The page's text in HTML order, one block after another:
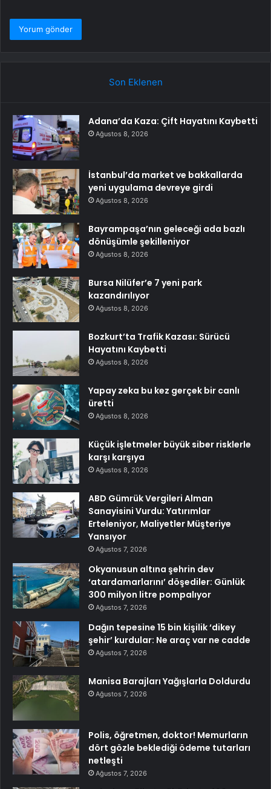
Son Eklenen
Adana’da Kaza: Çift Hayatını Kaybetti
Ağustos 8, 2026
İstanbul’da market ve bakkallarda
yeni uygulama devreye girdi
Ağustos 8, 2026
Bayrampaşa’nın geleceği ada bazlı
dönüşümle şekilleniyor
Ağustos 8, 2026
Bursa Nilüfer’e 7 yeni park
kazandırılıyor
Ağustos 8, 2026
Bozkurt’ta Trafik Kazası: Sürücü
Hayatını Kaybetti
Ağustos 8, 2026
Yapay zeka bu kez gerçek bir canlı
üretti
Ağustos 8, 2026
Küçük işletmeler büyük siber risklerle
karşı karşıya
Ağustos 8, 2026
ABD Gümrük Vergileri Alman
Sanayisini Vurdu: Yatırımlar
Erteleniyor, Maliyetler Müşteriye
Yansıyor
Ağustos 7, 2026
Okyanusun altına şehrin dev
‘atardamarlarını’ döşediler: Günlük
300 milyon litre pompalıyor
Ağustos 7, 2026
Dağın tepesine 15 bin kişilik ‘dikey
şehir’ kurdular: Ne araç var ne cadde
Ağustos 7, 2026
Manisa Barajları Yağışlarla Doldurdu
Ağustos 7, 2026
Polis, öğretmen, doktor! Memurların
dört gözle beklediği ödeme tutarları
netleşti
Ağustos 7, 2026